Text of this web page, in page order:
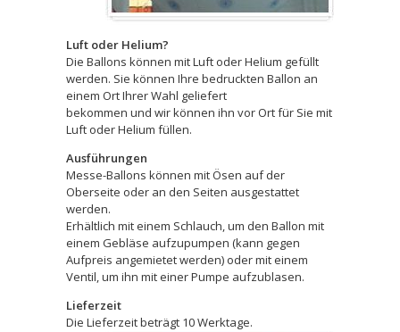
Luft oder Helium?
Die Ballons können mit Luft oder Helium gefüllt
werden. Sie können Ihre bedruckten Ballon an
einem Ort Ihrer Wahl geliefert
bekommen und wir können ihn vor Ort für Sie mit
Luft oder Helium füllen.
Ausführungen
Messe-Ballons können mit Ösen auf der
Oberseite oder an den Seiten ausgestattet
werden.
Erhältlich mit einem Schlauch, um den Ballon mit
einem Gebläse aufzupumpen (kann gegen
Aufpreis angemietet werden) oder mit einem
Ventil, um ihn mit einer Pumpe aufzublasen.
Lieferzeit
Die Lieferzeit beträgt 10 Werktage.